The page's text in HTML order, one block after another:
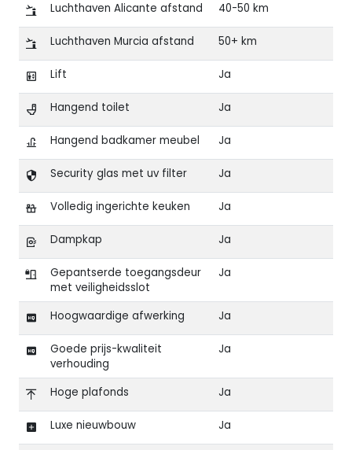
Luchthaven Alicante afstand 40-50 km
Luchthaven Murcia afstand 50+ km
Lift Ja
Hangend toilet Ja
Hangend badkamer meubel Ja
Security glas met uv filter Ja
Volledig ingerichte keuken Ja
Dampkap Ja
Gepantserde toegangsdeur
met veiligheidsslot
Ja
Hoogwaardige afwerking Ja
Goede prijs-kwaliteit
verhouding
Ja
Hoge plafonds Ja
Luxe nieuwbouw Ja